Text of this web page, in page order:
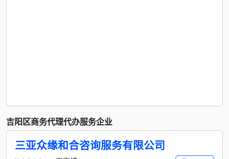
吉阳区商务代理代办服务企业
三亚众缘和合咨询服务有限公司